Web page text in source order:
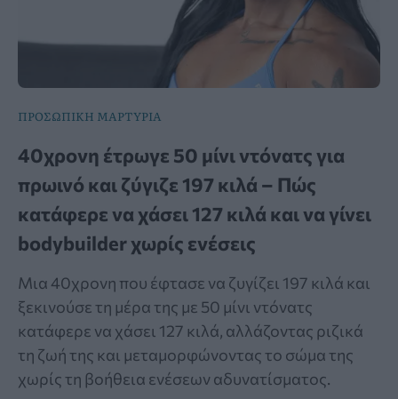
ΠΡΟΣΩΠΙΚΗ ΜΑΡΤΥΡΙΑ
40χρονη έτρωγε 50 μίνι ντόνατς για
πρωινό και ζύγιζε 197 κιλά – Πώς
κατάφερε να χάσει 127 κιλά και να γίνει
bodybuilder χωρίς ενέσεις
Μια 40χρονη που έφτασε να ζυγίζει 197 κιλά και
ξεκινούσε τη μέρα της με 50 μίνι ντόνατς
κατάφερε να χάσει 127 κιλά, αλλάζοντας ριζικά
τη ζωή της και μεταμορφώνοντας το σώμα της
χωρίς τη βοήθεια ενέσεων αδυνατίσματος.